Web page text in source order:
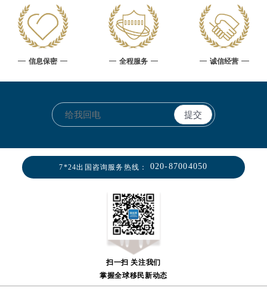
信息保密 全程服务 诚信经营
7*24出国咨询服务热线： 020-87004050
扫一扫 关注我们
掌握全球移民新动态